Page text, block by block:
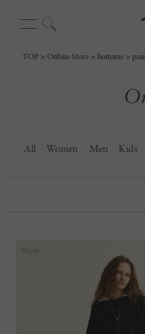
TOP Online Store bottoms
All Women Men Kids
New